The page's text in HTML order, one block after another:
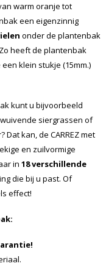
warm oranje tot
een eigenzinnig
onder de plantenbak
heeft de plantenbak
klein stukje (15mm.)
kunt u bijvoorbeeld
siergrassen of
kan, de CARREZ met
en zuilvormige
in 18 verschillende
die bij u past. Of
effect!